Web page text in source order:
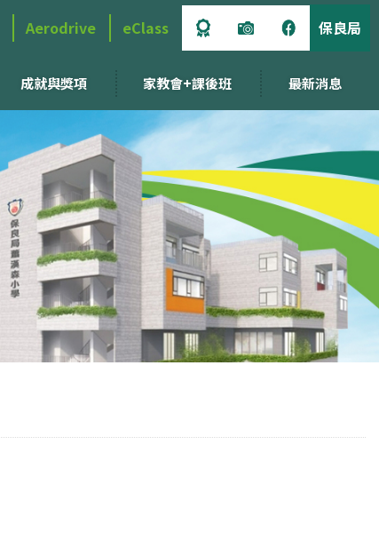
Aerodrive eClass 保良局
成就與獎項 家教會+課後班 最新消息